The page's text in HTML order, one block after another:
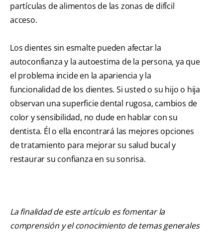
partículas de alimentos de las zonas de difícil
acceso.
Los dientes sin esmalte pueden afectar la
autoconfianza y la autoestima de la persona, ya que
el problema incide en la apariencia y la
funcionalidad de los dientes. Si usted o su hijo o hija
observan una superficie dental rugosa, cambios de
color y sensibilidad, no dude en hablar con su
dentista. Él o ella encontrará las mejores opciones
de tratamiento para mejorar su salud bucal y
restaurar su confianza en su sonrisa.
La finalidad de este artículo es fomentar la
comprensión y el conocimiento de temas generales